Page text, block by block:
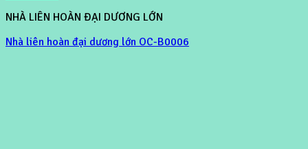
NHÀ LIÊN HOÀN ĐẠI DƯƠNG LỚN
Nhà liên hoàn đại dương lớn OC-B0006